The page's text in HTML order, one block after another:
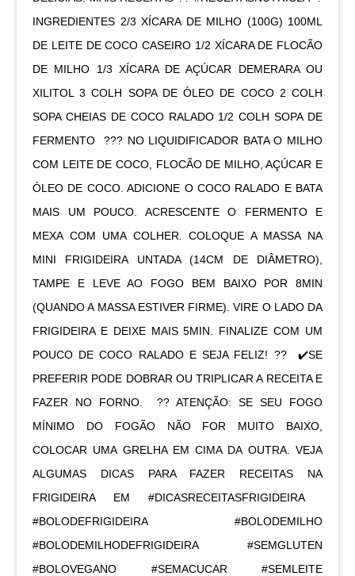
INGREDIENTES 2/3 XÍCARA DE MILHO (100G) 100ML
DE LEITE DE COCO CASEIRO 1/2 XÍCARA DE FLOCÃO
DE MILHO 1/3 XÍCARA DE AÇÚCAR DEMERARA OU
XILITOL 3 COLH SOPA DE ÓLEO DE COCO 2 COLH
SOPA CHEIAS DE COCO RALADO 1/2 COLH SOPA DE
FERMENTO ㅤ ??‍? NO LIQUIDIFICADOR BATA O MILHO
COM LEITE DE COCO, FLOCÃO DE MILHO, AÇÚCAR E
ÓLEO DE COCO. ADICIONE O COCO RALADO E BATA
MAIS UM POUCO. ACRESCENTE O FERMENTO E
MEXA COM UMA COLHER. COLOQUE A MASSA NA
MINI FRIGIDEIRA UNTADA (14CM DE DIÂMETRO),
TAMPE E LEVE AO FOGO BEM BAIXO POR 8MIN
(QUANDO A MASSA ESTIVER FIRME). VIRE O LADO DA
FRIGIDEIRA E DEIXE MAIS 5MIN. FINALIZE COM UM
POUCO DE COCO RALADO E SEJA FELIZ! ?? ㅤㅤ ✔️SE
PREFERIR PODE DOBRAR OU TRIPLICAR A RECEITA E
FAZER NO FORNO. ㅤ ?? ATENÇÃO: SE SEU FOGO
MÍNIMO DO FOGÃO NÃO FOR MUITO BAIXO,
COLOCAR UMA GRELHA EM CIMA DA OUTRA. VEJA
ALGUMAS DICAS PARA FAZER RECEITAS NA
FRIGIDEIRA EM #DICASRECEITASFRIGIDEIRA ㅤ
#BOLODEFRIGIDEIRA #BOLODEMILHO
#BOLODEMILHODEFRIGIDEIRA #SEMGLUTEN
#BOLOVEGANO #SEMACUCAR #SEMLEITE